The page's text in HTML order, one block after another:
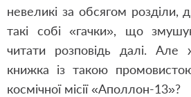
невеликі за обсягом розділи,
такі собі «гачки», що
читати розповідь далі.
книжка із такою
космічної місії «Аполлон-13»?